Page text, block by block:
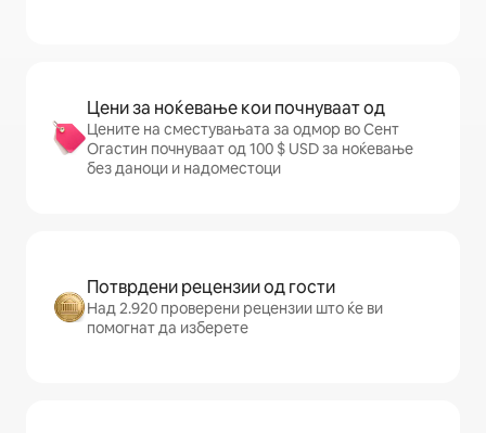
Цени за ноќевање кои почнуваат од
Цените на сместувањата за одмор во Сент
Огастин почнуваат од 100 $ USD за ноќевање
без даноци и надоместоци
Потврдени рецензии од гости
Над 2.920 проверени рецензии што ќе ви
помогнат да изберете